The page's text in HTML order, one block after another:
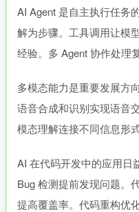
AI Agent 是自主执行任务
解为步骤。工具调用让模
经验。多 Agent 协作处理
多模态能力是重要发展方
语音合成和识别实现语音
模态理解连接不同信息形式
AI 在代码开发中的应用日
Bug 检测提前发现问题。
提高覆盖率。代码重构优化